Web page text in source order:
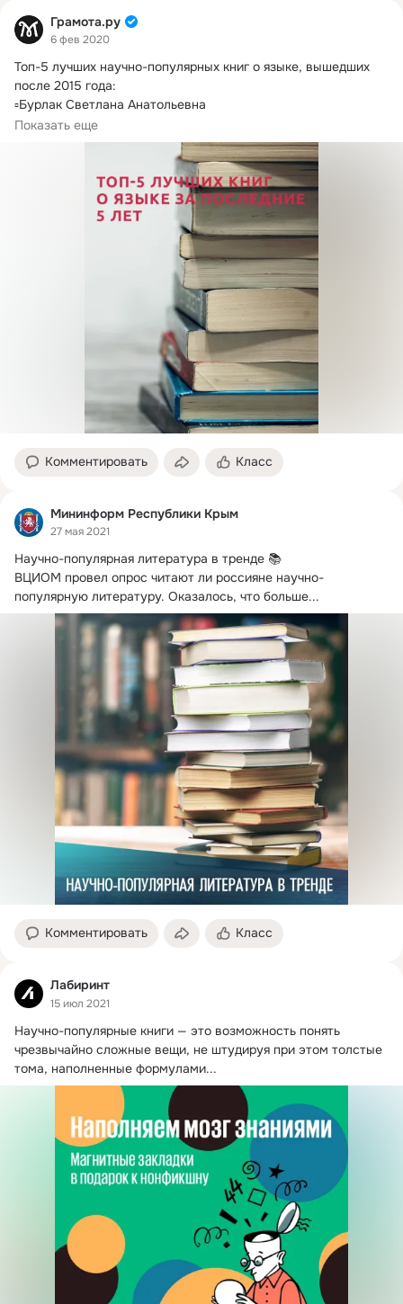
Грамота.ру
6 фев 2020
Топ-5 лучших научно-популярных книг о языке, вышедших
после 2015 года:
▫️Бурлак Светлана Анатольевна
Происхождение языка: факты, исследования,...
Показать еще
Комментировать Класс
Мининформ Республики Крым
27 мая 2021
Научно-популярная литература в тренде 📚
ВЦИОМ провел опрос читают ли россияне научно-
популярную литературу. Оказалось, что больше...
Комментировать Класс
Лабиринт
15 июл 2021
Научно-популярные книги — это возможность понять
чрезвычайно сложные вещи, не штудируя при этом толстые
тома, наполненные формулами...